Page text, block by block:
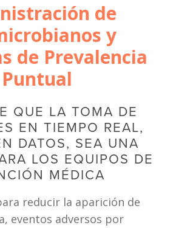
de
y
de Prevalencia
Puntual
QUE LA TOMA DE
EN TIEMPO REAL,
DATOS, SEA UNA
LOS EQUIPOS DE
MÉDICA
reducir la aparición de
eventos adversos por